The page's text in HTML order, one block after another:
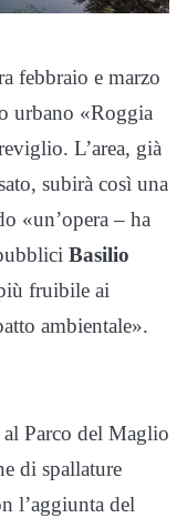
febbraio e marzo
urbano «Roggia
L’area, già
subirà così una
«un’opera – ha
Basilio
fruibile ai
ambientale».
Parco del Maglio
di spallature
l’aggiunta del